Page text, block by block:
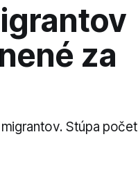
za
Stúpa počet